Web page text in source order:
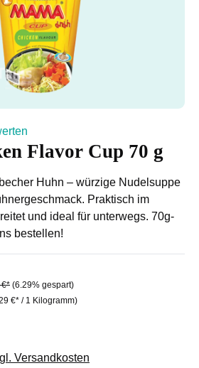
von 0 von 5 Sternen
Flavor Cup 70 g
Huhn – würzige Nudelsuppe
Praktisch im
und ideal für unterwegs. 70g-
bestellen!
€* (6.29% gespart)
€* / 1 Kilogramm)
Versandkosten